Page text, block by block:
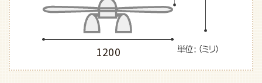
1200